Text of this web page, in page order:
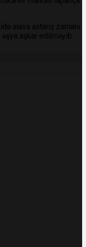
əlavə axtarış zamanı
aşkar edilməyib.